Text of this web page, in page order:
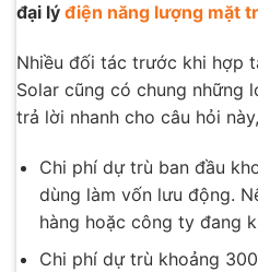
đại lý điện năng lượng mặt
Nhiều đối tác trước khi hợp
Solar cũng có chung những
trả lời nhanh cho câu hỏi
Chi phí dự trù ban đầu
dùng làm vốn lưu động.
hàng hoặc công ty đang
Chi phí dự trù khoảng